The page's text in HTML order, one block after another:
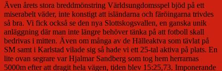
Även årets stora breddmönstring Världsungdomsspel bjöd på ett
miserabelt väder, inte konstigt att isländarna och färöingarna trivdes
så bra. Vi fick också se den nya Slottskogsvallen, en ganska unik
anläggning där man inte längre behöver tänka på att fotboll skall
bedrivas i mitten. Även om många av de Hälleaktva som tävlat på
SM samt i Karlstad vilade sig så hade vi ett 25-tal aktiva på plats. En
lite ovan segrare var Hjalmar Sandberg som tog hem herrarnas
5000m efter att dragit hela vägen, tiden blev 15:25,73. Imponerande